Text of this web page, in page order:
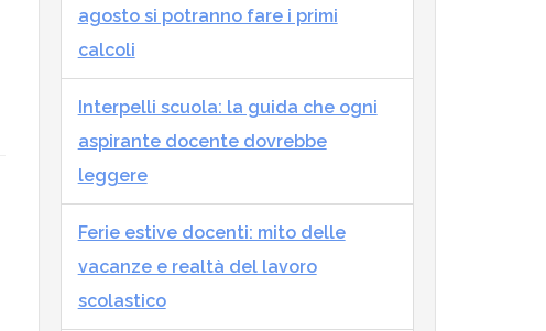
agosto si potranno fare i primi
calcoli
Interpelli scuola: la guida che ogni
aspirante docente dovrebbe
leggere
Ferie estive docenti: mito delle
vacanze e realtà del lavoro
scolastico